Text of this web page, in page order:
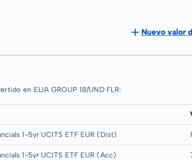
Nuevo valor
en ELIA GROUP 18/UND FLR:
1-5yr UCITS ETF EUR (Dist)
1-5yr UCITS ETF EUR (Acc)